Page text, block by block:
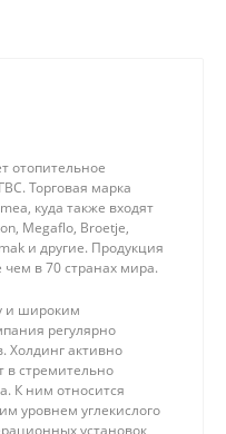
отопительное
Торговая марка
куда также входят
Megaflo, Broetje,
и другие. Продукция
в 70 странах мира.
и широким
регулярно
Холдинг активно
в стремительно
К ним относится
уровнем углекислого